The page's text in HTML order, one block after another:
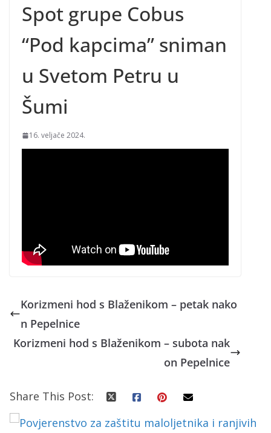
Spot grupe Cobus
“Pod kapcima” sniman
u Svetom Petru u
Šumi
16. veljače 2024.
Korizmeni hod s Blaženikom – petak nako
n Pepelnice
Korizmeni hod s Blaženikom – subota nak
on Pepelnice
Share This Post: